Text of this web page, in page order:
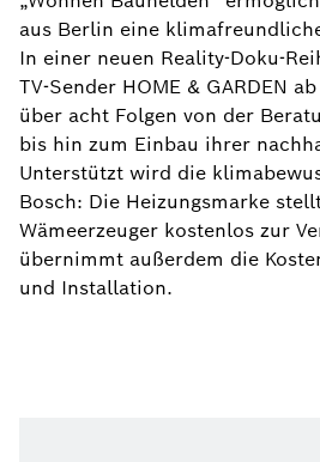
aus Berlin eine
In einer neuen Reality-Doku-
TV-Sender HOME & GARDEN
über acht Folgen von der
bis hin zum Einbau ihrer
Unterstützt wird die
Bosch: Die Heizungsmarke
Wämeerzeuger kostenlos zur
übernimmt außerdem die
und Installation.